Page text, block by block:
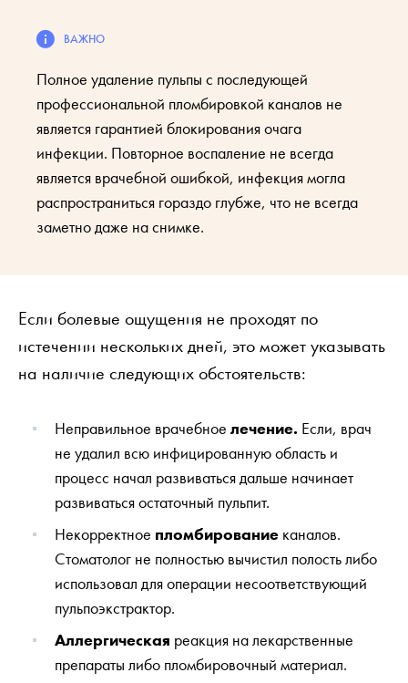
Полное удаление пульпы с последующей
профессиональной пломбировкой каналов не
является гарантией блокирования очага
инфекции. Повторное воспаление не всегда
является врачебной ошибкой, инфекция могла
распространиться гораздо глубже, что не всегда
заметно даже на снимке.
Если болевые ощущения не проходят по
истечении нескольких дней, это может указывать
на наличие следующих обстоятельств:
Неправильное врачебное лечение. Если, врач
не удалил всю инфицированную область и
процесс начал развиваться дальше начинает
развиваться остаточный пульпит.
Некорректное пломбирование каналов.
Стоматолог не полностью вычистил полость либо
использовал для операции несоответствующий
пульпоэкстрактор.
Аллергическая реакция на лекарственные
препараты либо пломбировочный материал.